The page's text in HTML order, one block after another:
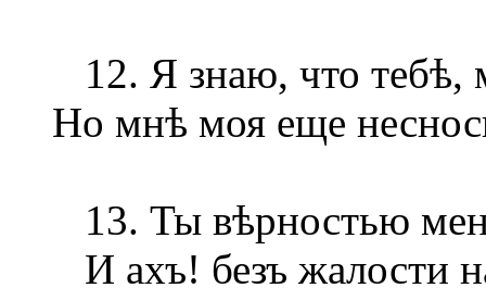
12. Я знаю, что тебѣ,
Но мнѣ моя еще
13. Ты вѣрностью
И ахъ! безъ жалости